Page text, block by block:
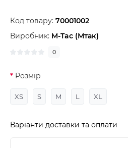
Код товару: 70001002
Виробник: M-Tac (Мтак)
0
Розмір
XS S M L XL
Варіанти доставки та оплати